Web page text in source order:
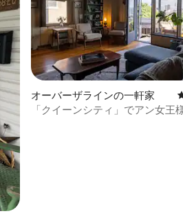
オーバーザラインの一軒家
「クイーンシティ」でアン女王